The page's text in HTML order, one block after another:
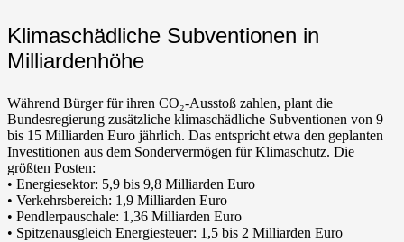
Klimaschädliche Subventionen in
Milliardenhöhe
Während Bürger für ihren CO₂-Ausstoß zahlen, plant die
Bundesregierung zusätzliche klimaschädliche Subventionen von 9
bis 15 Milliarden Euro jährlich. Das entspricht etwa den geplanten
Investitionen aus dem Sondervermögen für Klimaschutz. Die
größten Posten:
• Energiesektor: 5,9 bis 9,8 Milliarden Euro
• Verkehrsbereich: 1,9 Milliarden Euro
• Pendlerpauschale: 1,36 Milliarden Euro
• Spitzenausgleich Energiesteuer: 1,5 bis 2 Milliarden Euro